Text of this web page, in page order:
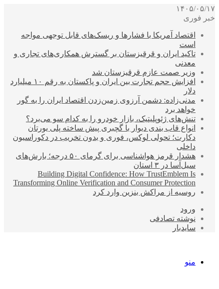
۱۴۰۵/۰۵/۱۷
خبر فوری
اقتصاد آمریکا با فشارها و ریسک‌های قابل توجهی مواجه
است
تاکید ایران و قرقیزستان بر گسترش همکاری‌های تجاری و
معدنی
وزیر صمت عازم قرقیزستان شد
افزایش حجم تجارت بین ایران و پاکستان به رقم ۱۰ میلیارد
دلار
مدنی‌زاده: دشمن آرزوی زمین‌زدن اقتصاد ایران را به گور
خواهد برد
تنش‌های ژئوپلیتیک، بازار خودرو را به کدام سو می‌برد؟
انواع قاب بندی دیوار با گچبری پیش ساخته پلی یورتان
دکارت؛ تحولی لوکس، فوری و بدون تخریب در دکوراسیون
داخلی
هشدار قرمز هواشناسی برای گرمای ۵۰ درجه؛ بارش‌های
سیل‌آسا در ۳ استان
Building Digital Confidence: How TrustEmblem Is
Transforming Online Verification and Consumer Protection
روسیه از مراکش بنزین وارد کرد
ورود
نوشته تصادفی
سایدبار
منو